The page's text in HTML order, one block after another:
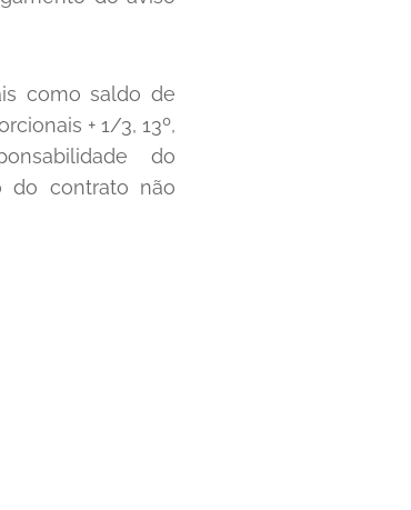
como saldo de
+ 1/3, 13º,
do
do contrato não